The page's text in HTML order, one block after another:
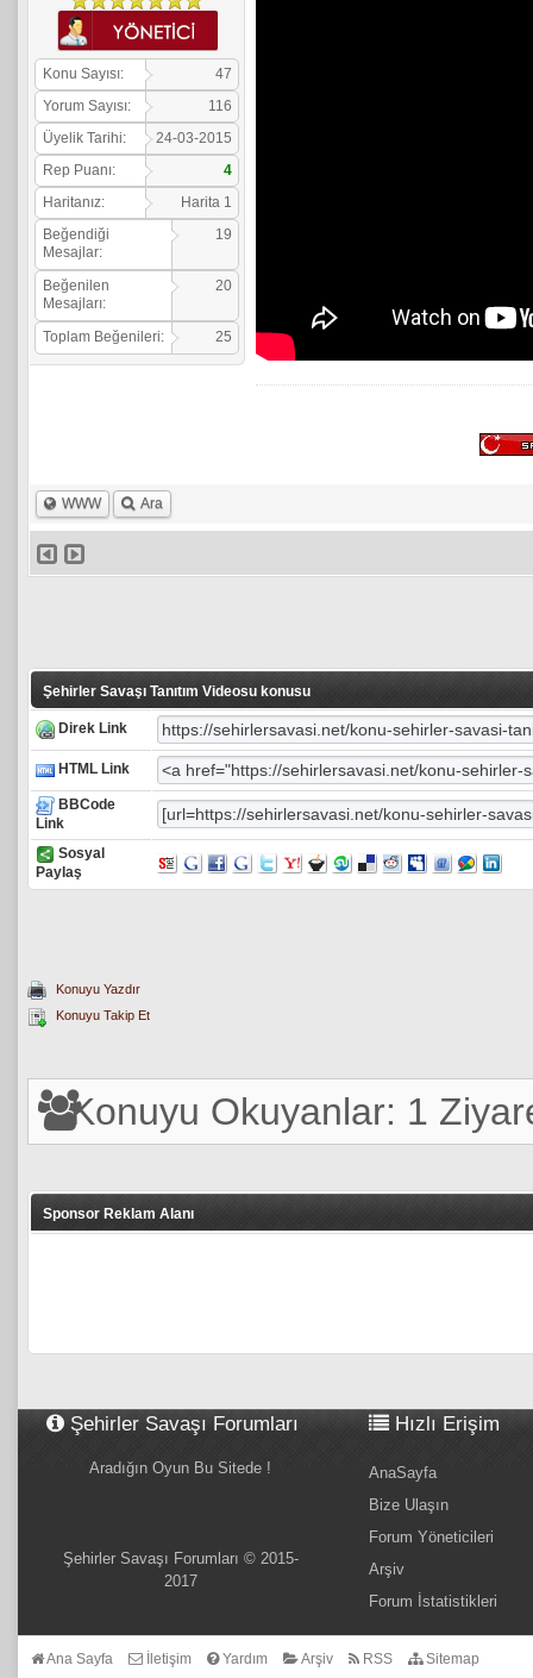
Konu Sayısı:
47
Yorum Sayısı:
116
Üyelik Tarihi:
24-03-2015
Rep Puanı:
4
Haritanız:
Harita 1
Beğendiği
Mesajlar:
19
Beğenilen
Mesajları:
20
Toplam Beğenileri: 25
WWW Ara
Şehirler Savaşı Tanıtım Videosu konusu
Direk Link
HTML Link
BBCode
Link
Sosyal
Paylaş
Konuyu Yazdır
Konuyu Takip Et
Konuyu Okuyanlar: 1
Sponsor Reklam Alanı
Şehirler Savaşı Forumları
Aradığın Oyun Bu Sitede !
Şehirler Savaşı Forumları © 2015-
2017
Hızlı Erişim
AnaSayfa
Bize Ulaşın
Forum Yöneticileri
Arşiv
Forum İstatistikleri
Ana Sayfa İletişim Yardım Arşiv RSS Sitemap